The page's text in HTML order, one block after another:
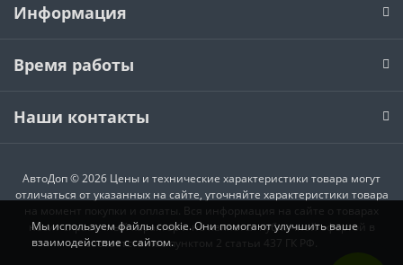
Информация
Время работы
Наши контакты
АвтоДоп © 2026 Цены и технические характеристики товара могут
отличаться от указанных на сайте, уточняйте характеристики товара
на момент покупки и оплаты. Вся информация на сайте о товарах
носит справочный характер и не является публичной офертой в
соответствии с пунктом 2 статьи 437 ГК РФ.
Мы используем файлы cookie. Они помогают улучшить ваше
взаимодействие с сайтом.